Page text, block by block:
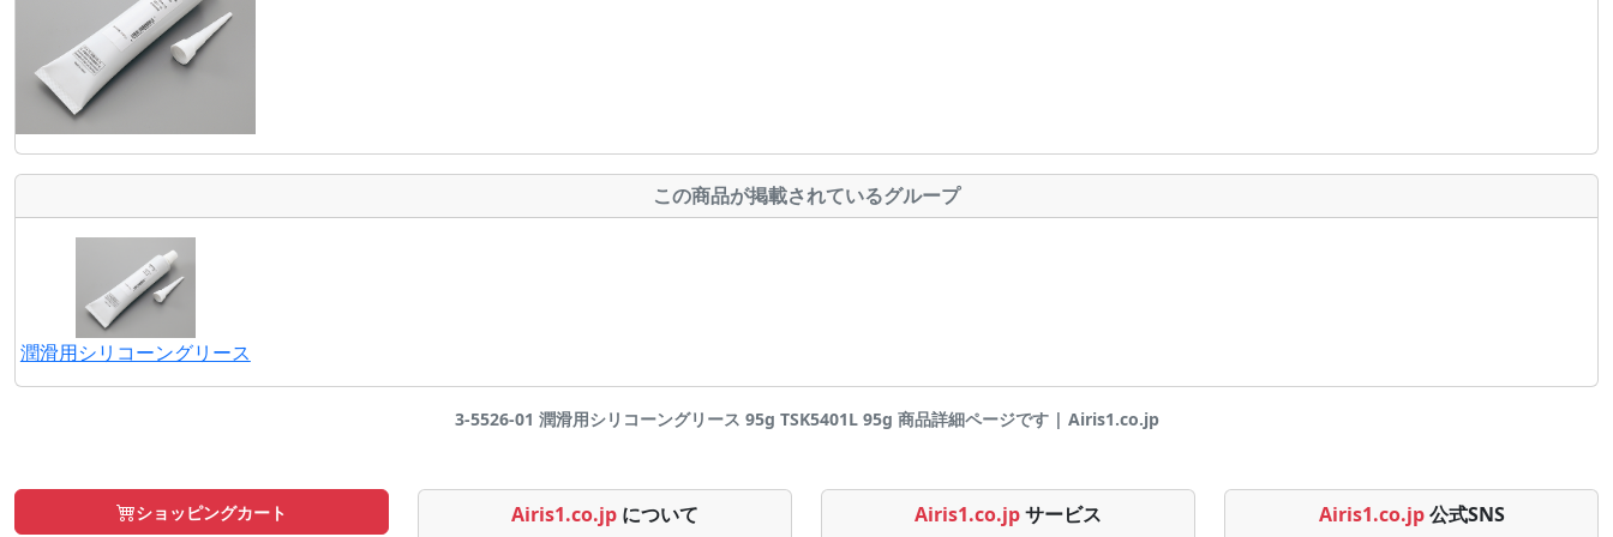
この商品が掲載されているグループ
潤滑用シリコーングリース
3-5526-01 潤滑用シリコーングリース 95g TSK5401L 95g 商品詳細ページです | Airis1.co.jp
ショッピングカート Airis1.co.jp について Airis1.co.jpサービス Airis1.co.jp 公式SNS